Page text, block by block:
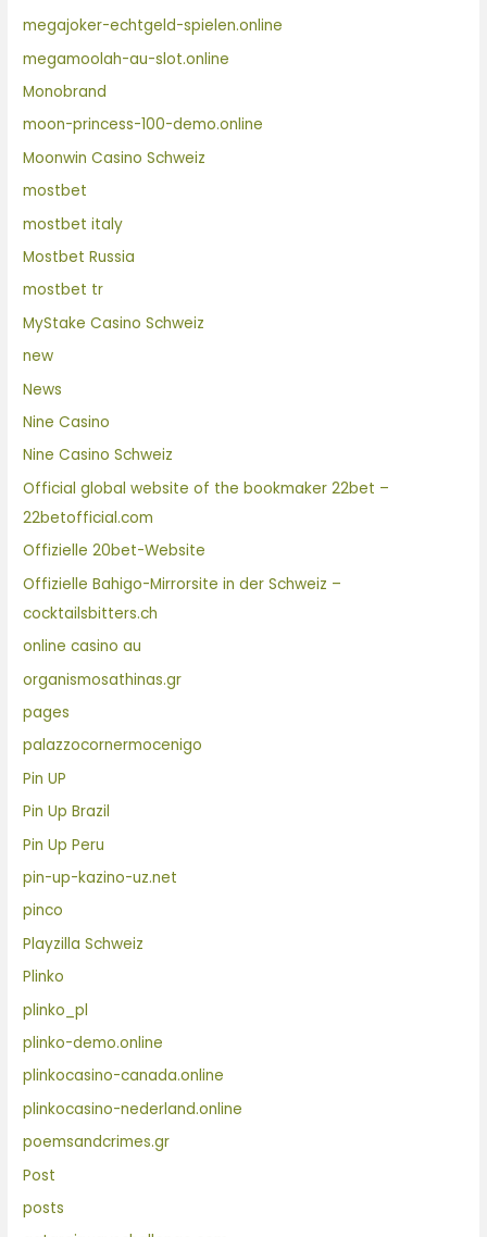
megajoker-echtgeld-spielen.online
megamoolah-au-slot.online
Monobrand
moon-princess-100-demo.online
Moonwin Casino Schweiz
mostbet
mostbet italy
Mostbet Russia
mostbet tr
MyStake Casino Schweiz
new
News
Nine Casino
Nine Casino Schweiz
Official global website of the bookmaker 22bet –
22betofficial.com
Offizielle 20bet-Website
Offizielle Bahigo-Mirrorsite in der Schweiz –
cocktailsbitters.ch
online casino au
organismosathinas.gr
pages
palazzocornermocenigo
Pin UP
Pin Up Brazil
Pin Up Peru
pin-up-kazino-uz.net
pinco
Playzilla Schweiz
Plinko
plinko_pl
plinko-demo.online
plinkocasino-canada.online
plinkocasino-nederland.online
poemsandcrimes.gr
Post
posts